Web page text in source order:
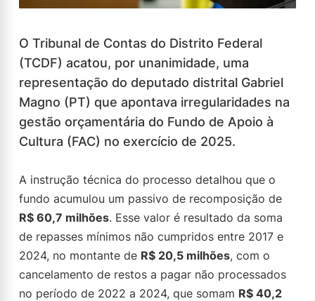
O Tribunal de Contas do Distrito Federal
(TCDF) acatou, por unanimidade, uma
representação do deputado distrital Gabriel
Magno (PT) que apontava irregularidades na
gestão orçamentária do Fundo de Apoio à
Cultura (FAC) no exercício de 2025.
A instrução técnica do processo detalhou que o
fundo acumulou um passivo de recomposição de
R$ 60,7 milhões. Esse valor é resultado da soma
de repasses mínimos não cumpridos entre 2017 e
2024, no montante de R$ 20,5 milhões, com o
cancelamento de restos a pagar não processados
no período de 2022 a 2024, que somam R$ 40,2